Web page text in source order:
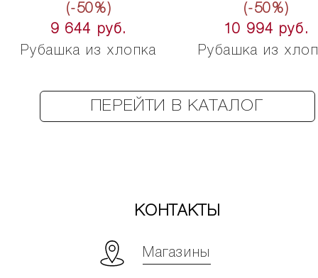
(-50%)
9 644 руб.
Рубашка из хлопка
(-50%)
10 994 руб.
Рубашка из
ПЕРЕЙТИ В КАТАЛОГ
КОНТАКТЫ
Магазины